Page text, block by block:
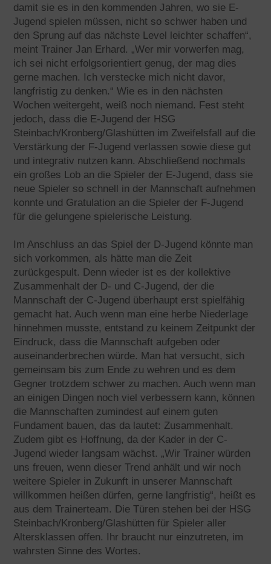
damit sie es in den kommenden Jahren, wo sie E-
Jugend spielen müssen, nicht so schwer haben und
den Sprung auf das nächste Level leichter schaffen“,
meint Trainer Jan Erhard. „Wer mir vorwerfen mag,
ich sei nicht erfolgsorientiert genug, der mag dies
gerne machen. Ich verstecke mich nicht davor,
langfristig zu denken.“ Wie es in den nächsten
Wochen weitergeht, weiß noch niemand. Fest steht
jedoch, dass die E-Jugend der HSG
Steinbach/Kronberg/Glashütten im Zweifelsfall auf die
Verstärkung der F-Jugend verlassen sowie diese gut
und integrativ nutzen kann. Abschließend nochmals
ein großes Lob an die Spieler der E-Jugend, dass sie
neue Spieler so schnell in der Mannschaft aufnehmen
konnte und Gratulation an die Spieler der F-Jugend
für die gelungene spielerische Leistung.
Im Anschluss an das Spiel der D-Jugend könnte man
sich vorkommen, als hätte man die Zeit
zurückgespult. Denn wieder ist es der kollektive
Zusammenhalt der D- und C-Jugend, der die
Mannschaft der C-Jugend überhaupt erst spielfähig
gemacht hat. Auch wenn man eine herbe Niederlage
hinnehmen musste, entstand zu keinem Zeitpunkt der
Eindruck, dass die Mannschaft aufgeben oder
auseinanderbrechen würde. Man hat versucht, sich
gemeinsam bis zum Ende zu wehren und es dem
Gegner trotzdem schwer zu machen. Auch wenn man
an einigen Dingen noch viel verbessern kann, können
die Mannschaften zumindest auf einem guten
Fundament bauen, das da lautet: Zusammenhalt.
Zudem gibt es Hoffnung, da der Kader in der C-
Jugend wieder langsam wächst. „Wir Trainer würden
uns freuen, wenn dieser Trend anhält und wir noch
weitere Spieler in Zukunft in unserer Mannschaft
willkommen heißen dürfen, gerne langfristig“, heißt es
aus dem Trainerteam. Die Türen stehen bei der HSG
Steinbach/Kronberg/Glashütten für Spieler aller
Altersklassen offen. Ihr braucht nur einzutreten, im
wahrsten Sinne des Wortes.